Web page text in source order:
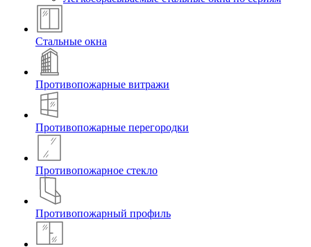
Стальные окна
Противопожарные витражи
Противопожарные перегородки
Противопожарное стекло
Противопожарный профиль